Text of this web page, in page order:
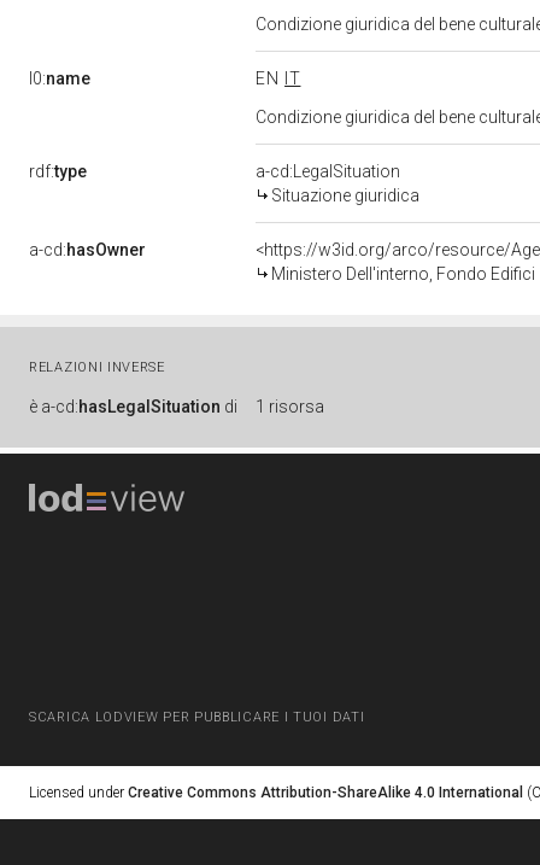
Condizione giuridica del bene
l0:name EN
IT
Condizione giuridica del bene
rdf:type
a-cd:LegalSituation
Situazione giuridica
a-cd:hasOwner
<https://w3id.org/arco/resource/
Ministero Dell'interno, Fondo Edifici
RELAZIONI INVERSE
è a-cd:hasLegalSituation di 1 risorsa
SCARICA LODVIEW PER PUBBLICARE I TUOI DATI
Licensed under Creative Commons Attribution-ShareAlike 4.0 International